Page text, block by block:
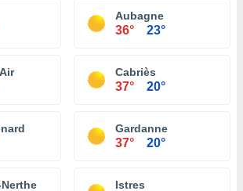
Aubagne
36° 23°
Cabriès
37° 20°
Gardanne
37° 20°
Istres